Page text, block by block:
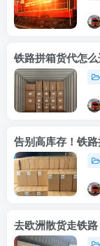
铁路拼箱货代怎